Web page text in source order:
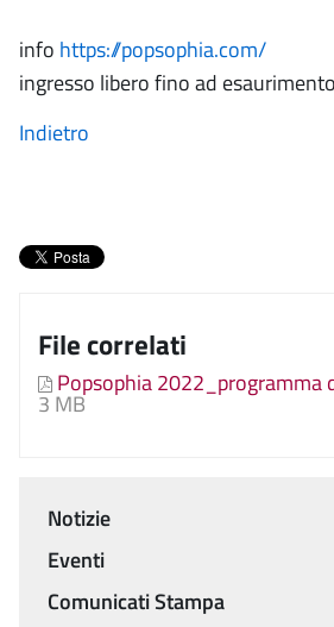
info https://popsophia.com/
ingresso libero fino ad
Indietro
File correlati
Popsophia 2022_programma
3 MB
Menu
Notizie
Eventi
Comunicati Stampa